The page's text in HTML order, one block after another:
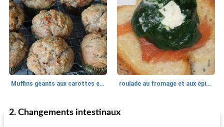
Muffins géants aux carottes et à la banane de Nif roulade au fromage et aux épinards
30min
Marques de confiance: recettes et
2. Changements intestinaux